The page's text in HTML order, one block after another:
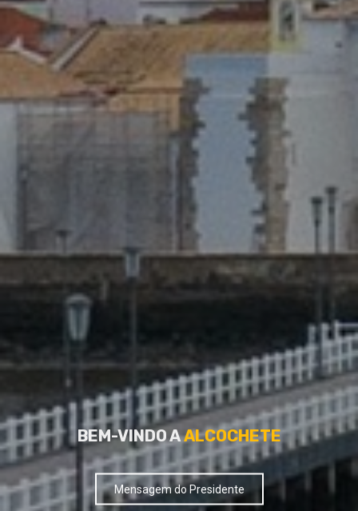
VIVER ALCOCHETE
AO SERVIÇO DE TODOS